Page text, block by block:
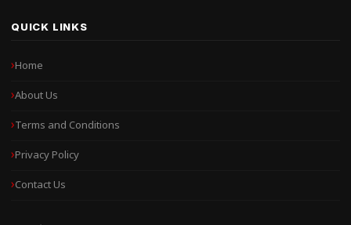
QUICK LINKS
Home
About Us
Terms and Conditions
Privacy Policy
Contact Us